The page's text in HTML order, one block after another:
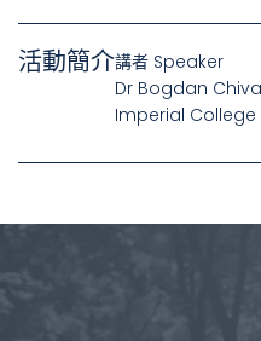
活動簡介講者 Speaker
Dr Bogdan
Imperial College